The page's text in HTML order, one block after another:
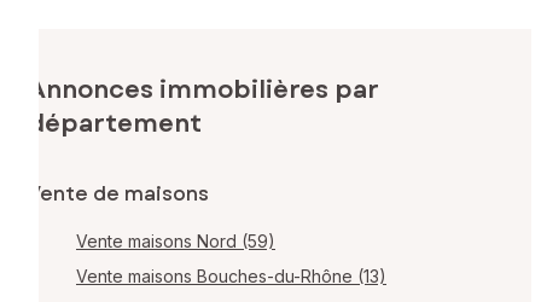
Annonces immobilières par
département
Vente de maisons
Vente maisons Nord (59)
Vente maisons Bouches-du-Rhône (13)